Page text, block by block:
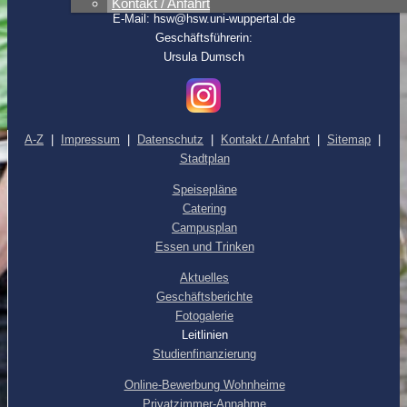
Kontakt / Anfahrt
E-Mail: hsw@hsw.uni-wuppertal.de
Geschäftsführerin:
Ursula Dumsch
A-Z Impressum Datenschutz Kontakt / Anfahrt Sitemap
Stadtplan
Speisepläne
Catering
Campusplan
Essen und Trinken
Aktuelles
Geschäftsberichte
Fotogalerie
Leitlinien
Studienfinanzierung
Online-Bewerbung Wohnheime
Privatzimmer-Annahme